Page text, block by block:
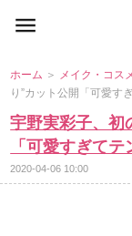
ホーム ＞ メイク・コス
り”カット公開「可愛す
宇野実彩子、初
「可愛すぎて
2020-04-06 10:00